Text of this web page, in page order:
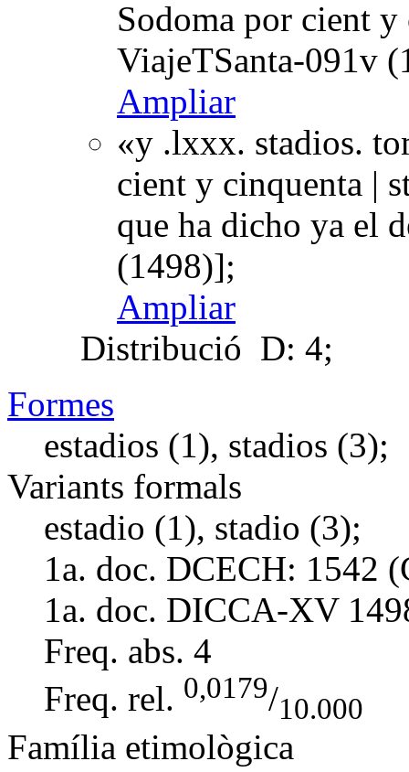
Sodoma por cient
ViajeTSanta-091v
Ampliar
«y .lxxx. stadios.
cient y cinquenta |
que ha dicho ya el
(1498)];
Ampliar
Distribució D: 4;
Formes
estadios (1), stadios (3);
Variants formals
estadio (1), stadio (3);
1a. doc. DCECH: 1542
1a. doc. DICCA-XV
Freq. abs. 4
Freq. rel. 0,0179/10.000
Família etimològica